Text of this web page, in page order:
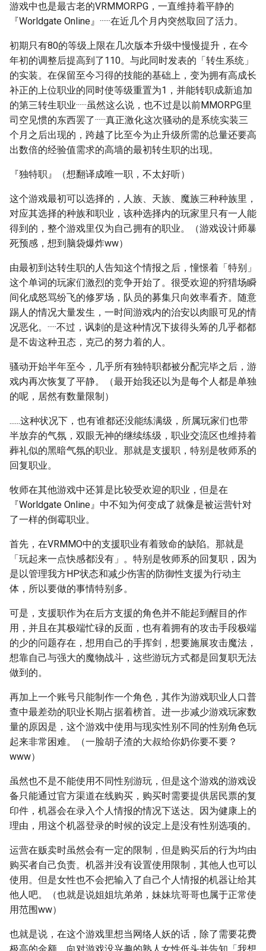
游戏中也是最古老的VRMMORPG，一直维持着平静的
『Worldgate Online』······在近几个月内突然取回了活力。
初期只有80的等级上限在几次版本升级中慢慢提升，在今
年初的调整后提高到了110。与此同时发表的「转生系统」
的实装。在保留至今习得的技能的基础上，变为拥有高成长
补正的上位职业的同时使等级重置为1，并能转职成新追加
的第三转生职业······虽然这么说，也不过是以前MMORPG里
司空见惯的东西罢了······真正激化这次骚动的是系统实装三
个月之后出现的，跨越了比至今为止升级所需的总量还要高
出数倍的经验值需求的高墙的最初转生职的出现。
『独特职』（想翻译成唯一职，不太好听）
这个游戏最初可以选择的，人族、天族、魔族三种种族里，
对应其选择的种族和职业，该种选择内的玩家里只有一人能
得到的，整个游戏里仅为自己拥有的职业。（游戏设计师暴
死预感，想到脑袋爆炸ww）
由最初到达转生职的人告知这个情报之后，憧憬着「特别」
这个单词的玩家们激烈的竞争开始了。很受欢迎的狩猎场瞬
间化成怒骂纷飞的修罗场，队员的募集只向效率看齐。随意
踢人的情况大量发生，一时间游戏内的治安以肉眼可见的情
况恶化。·····不过，讽刺的是这种情况下拔得头筹的几乎都都
是不齿这种丑态，克己的努力着的人。
骚动开始半年至今，几乎所有独特职都被分配完毕之后，游
戏内再次恢复了平静。（最开始我还以为是每个人都是单独
的呢，居然有数量限制）
......这种状况下，也有谁都还没能练满级，所属玩家们也带
半放弃的气氛，双眼无神的继续练级，职业交流区也维持着
葬礼似的黑暗气氛的职业。那就是支援职，特别是牧师系的
回复职业。
牧师在其他游戏中还算是比较受欢迎的职业，但是在
『Worldgate Online』中不知为何变成了就像是被运营针对
了一样的倒霉职业。
首先，在VRMMO中的支援职业有着致命的缺陷。那就是
「玩起来一点快感都没有」。特别是牧师系的回复职，因为
是以管理我方HP状态和减少伤害的防御性支援为行动主
体，所以要做的事情特别多。
可是，支援职作为在后方支援的角色并不能起到醒目的作
用，并且在其极端忙碌的反面，也有着拥有的攻击手段极端
的少的问题存在，想用自己的手挥剑，想要施展攻击魔法，
想靠自己与强大的魔物战斗，这些游玩方式都是回复职无法
做到的。
再加上一个账号只能制作一个角色，其作为游戏职业人口普
查中最差劲的职业长期占据着榜首。进一步减少游戏玩家数
量的原因是，这个游戏中使用与现实性别不同的性别角色玩
起来非常困难。（一脸胡子渣的大叔给你奶你要不要？
www）
虽然也不是不能使用不同性别游玩，但是这个游戏的游戏设
备只能通过官方渠道在线购买，购买时需要提供居民票的复
印件，机器会在录入个人情报的情况下送达。因为健康上的
理由，用这个机器登录的时候的设定上是没有性别选项的。
运营在贩卖时虽然会有一定的限制，但是购买后的行为均由
购买者自己负责。机器并没有设置使用限制，其他人也可以
使用。但是女性也不会把输入了自己个人情报的机器让给其
他人吧。（也就是说姐姐坑弟弟，妹妹坑哥哥也属于正常使
用范围ww）
也就是说，在这个游戏里想当网络人妖的话，除了需要花费